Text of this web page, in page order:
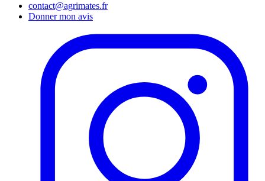
contact@agrimates.fr
Donner mon avis